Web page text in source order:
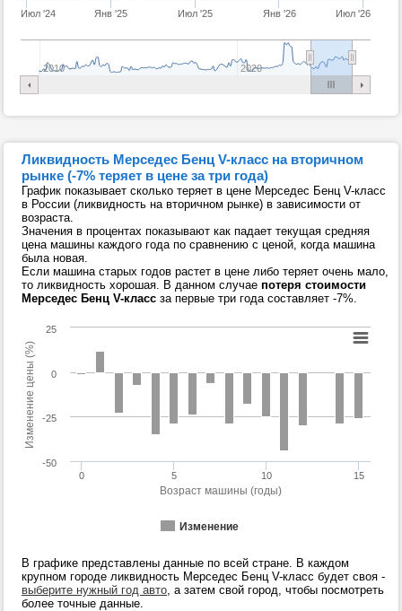
Июл '24 Янв '25 Июл '25 Янв '26 Июл '26
2010 2020
Ликвидность Мерседес Бенц V-класс на вторичном
рынке (-7% теряет в цене за три года)
График показывает сколько теряет в цене Мерседес Бенц V-класс
в России (ликвидность на вторичном рынке) в зависимости от
возраста.
Значения в процентах показывают как падает текущая средняя
цена машины каждого года по сравнению с ценой, когда машина
была новая.
Если машина старых годов растет в цене либо теряет очень мало,
то ликвидность хорошая. В данном случае потеря стоимости
Мерседес Бенц V-класс за первые три года составляет -7%.
Возраст машины (годы)
Изменение цены (%)
Изменение
0 5 10 15
0
-50
-25
25
В графике представлены данные по всей стране. В каждом
крупном городе ликвидность Мерседес Бенц V-класс будет своя -
выберите нужный год авто, а затем свой город, чтобы посмотреть
более точные данные.